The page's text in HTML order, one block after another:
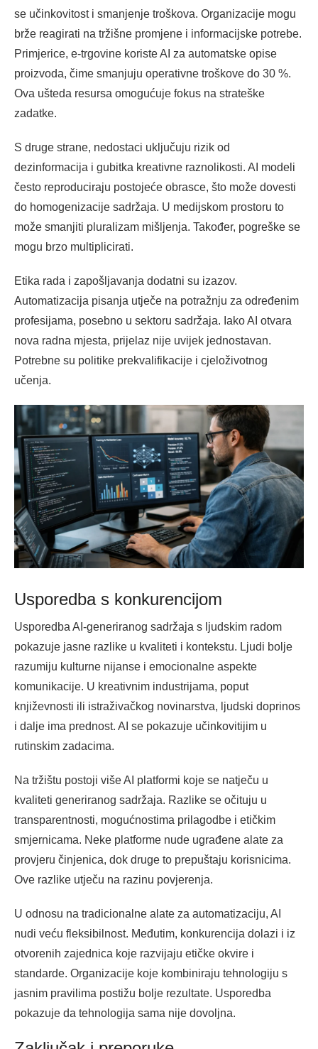
se učinkovitost i smanjenje troškova. Organizacije mogu
brže reagirati na tržišne promjene i informacijske potrebe.
Primjerice, e-trgovine koriste AI za automatske opise
proizvoda, čime smanjuju operativne troškove do 30 %.
Ova ušteda resursa omogućuje fokus na strateške
zadatke.
S druge strane, nedostaci uključuju rizik od
dezinformacija i gubitka kreativne raznolikosti. AI modeli
često reproduciraju postojeće obrasce, što može dovesti
do homogenizacije sadržaja. U medijskom prostoru to
može smanjiti pluralizam mišljenja. Također, pogreške se
mogu brzo multiplicirati.
Etika rada i zapošljavanja dodatni su izazov.
Automatizacija pisanja utječe na potražnju za određenim
profesijama, posebno u sektoru sadržaja. Iako AI otvara
nova radna mjesta, prijelaz nije uvijek jednostavan.
Potrebne su politike prekvalifikacije i cjeloživotnog
učenja.
Usporedba s konkurencijom
Usporedba AI-generiranog sadržaja s ljudskim radom
pokazuje jasne razlike u kvaliteti i kontekstu. Ljudi bolje
razumiju kulturne nijanse i emocionalne aspekte
komunikacije. U kreativnim industrijama, poput
književnosti ili istraživačkog novinarstva, ljudski doprinos
i dalje ima prednost. AI se pokazuje učinkovitijim u
rutinskim zadacima.
Na tržištu postoji više AI platformi koje se natječu u
kvaliteti generiranog sadržaja. Razlike se očituju u
transparentnosti, mogućnostima prilagodbe i etičkim
smjernicama. Neke platforme nude ugrađene alate za
provjeru činjenica, dok druge to prepuštaju korisnicima.
Ove razlike utječu na razinu povjerenja.
U odnosu na tradicionalne alate za automatizaciju, AI
nudi veću fleksibilnost. Međutim, konkurencija dolazi i iz
otvorenih zajednica koje razvijaju etičke okvire i
standarde. Organizacije koje kombiniraju tehnologiju s
jasnim pravilima postižu bolje rezultate. Usporedba
pokazuje da tehnologija sama nije dovoljna.